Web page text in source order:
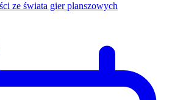
ze świata gier planszowych